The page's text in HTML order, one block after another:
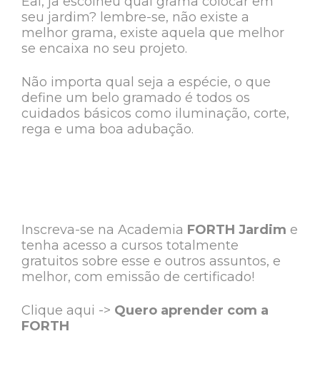
seu jardim? lembre-se, não existe a
melhor grama, existe aquela que melhor
se encaixa no seu projeto.
Não importa qual seja a espécie, o que
define um belo gramado é todos os
cuidados básicos como iluminação, corte,
rega e uma boa adubação.
Inscreva-se na Academia FORTH Jardim e
tenha acesso a cursos totalmente
gratuitos sobre esse e outros assuntos, e
melhor, com emissão de certificado!
Clique aqui -> Quero aprender com a
FORTH